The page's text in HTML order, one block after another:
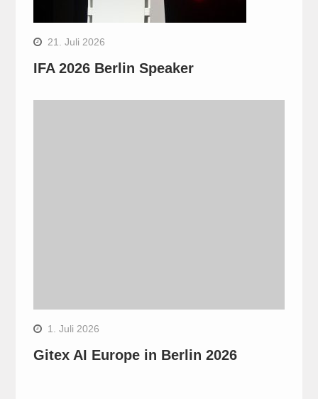
21. Juli 2026
IFA 2026 Berlin Speaker
1. Juli 2026
Gitex AI Europe in Berlin 2026